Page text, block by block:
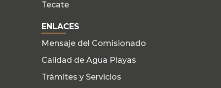
Tecate
ENLACES
Mensaje del Comisionado
Calidad de Agua Playas
Trámites y Servicios